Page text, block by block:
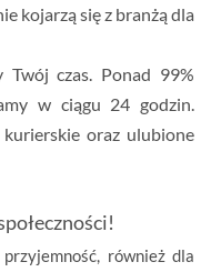
kojarzą się z branżą dla
Twój czas. Ponad 99%
w ciągu 24 godzin.
kurierskie oraz ulubione
również dla